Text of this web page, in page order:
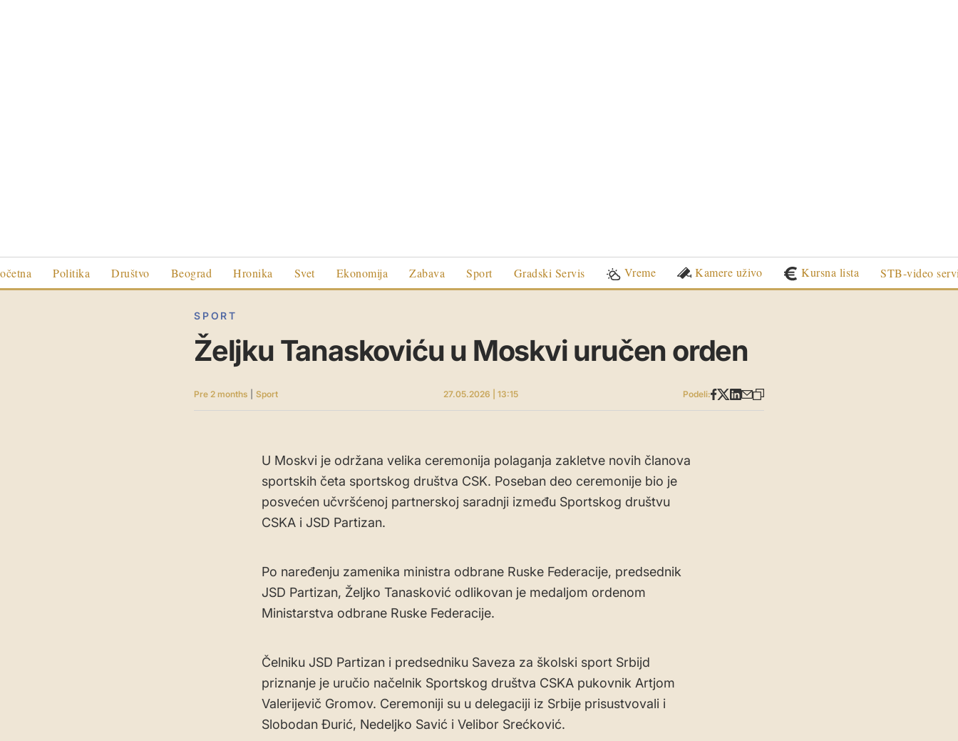
Politika Društvo Beograd Hronika Svet Ekonomija Zabava Sport Gradski Servis Vreme Kamere uživo Kursna lista STB-video
SPORT
Željku Tanaskoviću u Moskvi uručen orden
Pre 2 months Sport 27.05.2026 | 13:15 Podeli:
U Moskvi je održana velika ceremonija polaganja zakletve novih članova
sportskih četa sportskog društva CSK. Poseban deo ceremonije bio je
posvećen učvršćenoj partnerskoj saradnji između Sportskog društvu
CSKA i JSD Partizan.
Po naređenju zamenika ministra odbrane Ruske Federacije, predsednik
JSD Partizan, Željko Tanasković odlikovan je medaljom ordenom
Ministarstva odbrane Ruske Federacije.
Čelniku JSD Partizan i predsedniku Saveza za školski sport Srbijd
priznanje je uručio načelnik Sportskog društva CSKA pukovnik Artjom
Valerijevič Gromov. Ceremoniji su u delegaciji iz Srbije prisustvovali i
Slobodan Đurić, Nedeljko Savić i Velibor Srećković.